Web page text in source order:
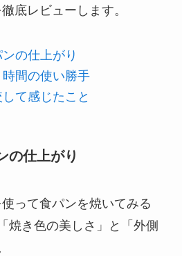
底レビューします。
の仕上がり
間の使い勝手
て感じたこと
の仕上がり
って食パンを焼いてみる
焼き色の美しさ」と「外側